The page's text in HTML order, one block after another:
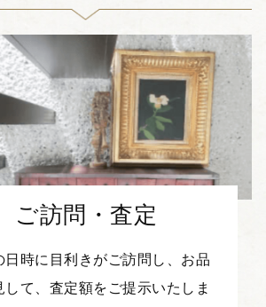
ご訪問・査定
日時に目利きがご訪問し、お品
して、査定額をご提示いたしま